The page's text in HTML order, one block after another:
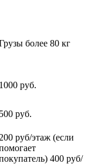
более 80 кг
1000 руб.
500 руб.
руб/этаж (если
400 руб/